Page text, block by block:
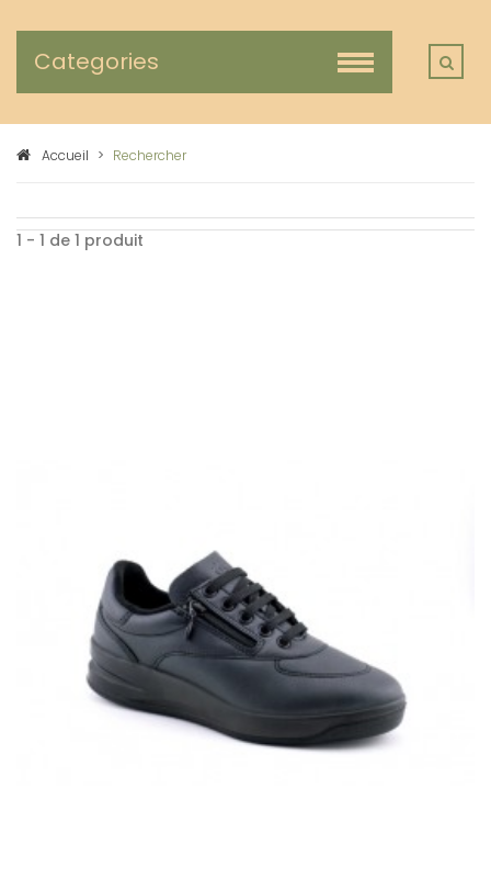
Categories
Accueil > Rechercher
1 - 1 de 1 produit